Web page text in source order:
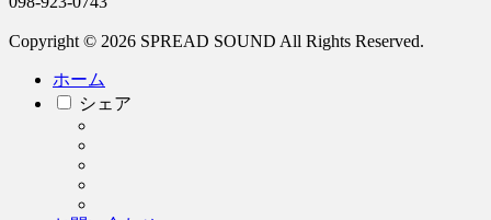
Copyright © 2026 SPREAD SOUND All Rights Reserved.
ホーム
シェア